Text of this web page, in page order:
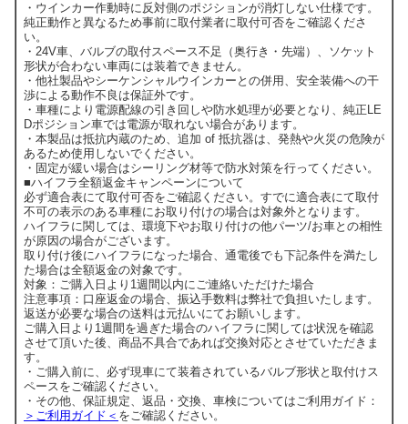
・ウインカー作動時に反対側のポジションが消灯しない仕様です。
純正動作と異なるため事前に取付業者に取付可否をご確認くださ
い。
・24V車、バルブの取付スペース不足（奥行き・先端）、ソケット
形状が合わない車両には装着できません。
・他社製品やシーケンシャルウインカーとの併用、安全装備への干
渉による動作不良は保証外です。
・車種により電源配線の引き回しや防水処理が必要となり、純正LE
Dポジション車では電源が取れない場合があります。
・本製品は抵抗内蔵のため、追加 of 抵抗器は、発熱や火災の危険が
あるため使用しないでください。
・固定が緩い場合はシーリング材等で防水対策を行ってください。
■ハイフラ全額返金キャンペーンについて
必ず適合表にて取付可否をご確認ください。すでに適合表にて取付
不可の表示のある車種にお取り付けの場合は対象外となります。
ハイフラに関しては、環境下やお取り付けの他パーツ/お車との相性
が原因の場合がございます。
取り付け後にハイフラになった場合、通電後でも下記条件を満たし
た場合は全額返金の対象です。
対象：ご購入日より1週間以内にご連絡いただけた場合
注意事項：口座返金の場合、振込手数料は弊社で負担いたします。
返送が必要な場合の送料は元払いにてお願いします。
ご購入日より1週間を過ぎた場合のハイフラに関しては状況を確認
させて頂いた後、商品不具合であれば交換対応とさせていただきま
す。
・ご購入前に、必ず現車にて装着されているバルブ形状と取付けス
ペースをご確認ください。
・その他、保証規定、返品・交換、車検についてはご利用ガイド：
＞ご利用ガイド＜ をご確認ください。